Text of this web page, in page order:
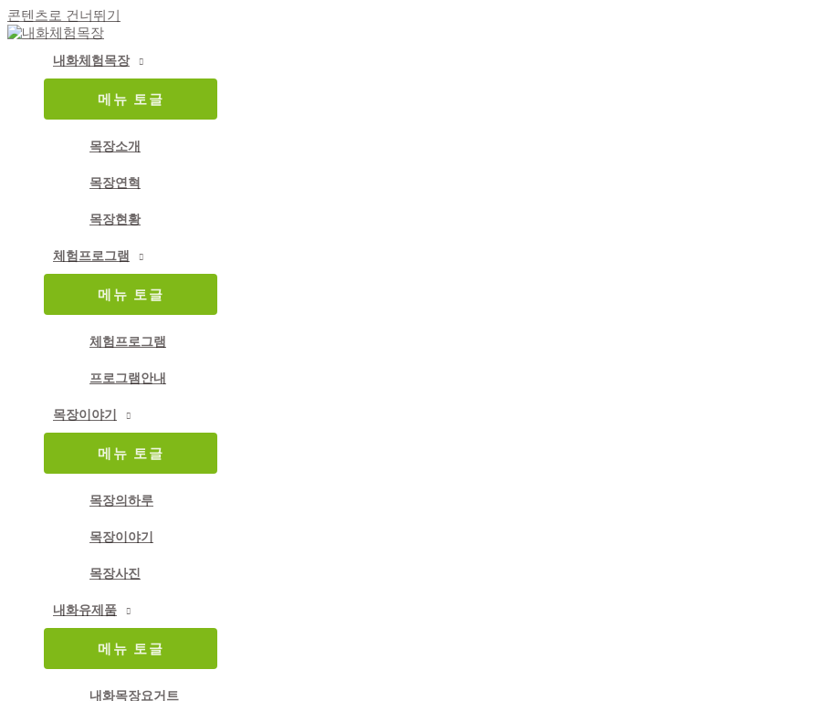
콘텐츠로 건너뛰기
내화체험목장
메뉴 토글
목장소개
목장연혁
목장현황
체험프로그램
메뉴 토글
체험프로그램
프로그램안내
목장이야기
메뉴 토글
목장의하루
목장이야기
목장사진
내화유제품
메뉴 토글
내화목장요거트